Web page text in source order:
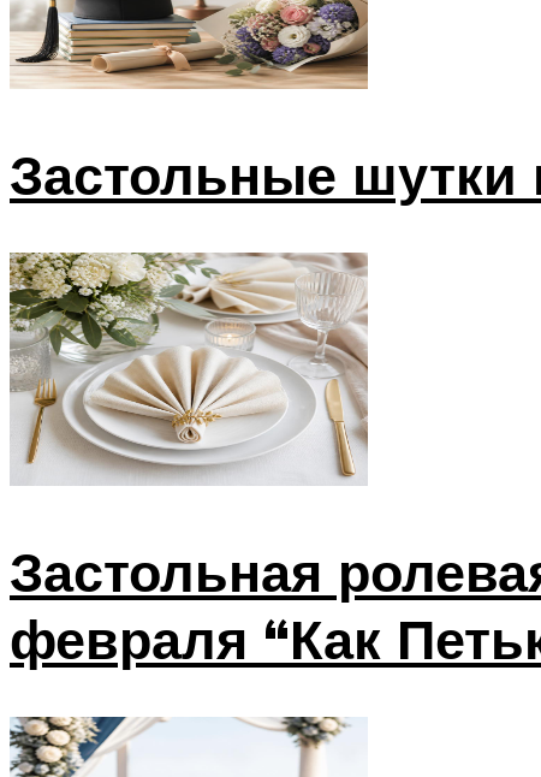
Застольные шутки
Застольная
февраля “Как